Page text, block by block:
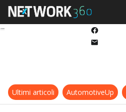
Ultimi articoli AutomotiveUp